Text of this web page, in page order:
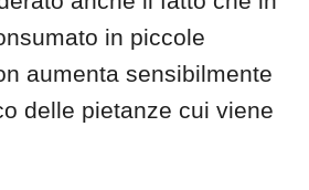
in piccole
aumenta sensibilmente
delle pietanze cui viene